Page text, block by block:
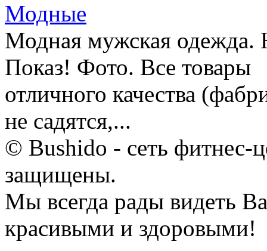
Модные
Модная мужская
Показ! Фото. Все товары
отличного качества
не садятся,...
© Bushido - сеть фитнес-
защищены.
Мы всегда рады видеть
красивыми и здоровыми!